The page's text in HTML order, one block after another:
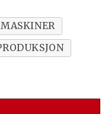
MASKINER